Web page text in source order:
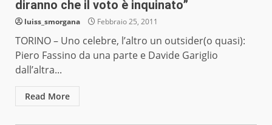
diranno che il voto è inquinato”
luiss_smorgana Febbraio 25, 2011
TORINO – Uno celebre, l’altro un outsider(o quasi):
Piero Fassino da una parte e Davide Gariglio
dall’altra...
Read More